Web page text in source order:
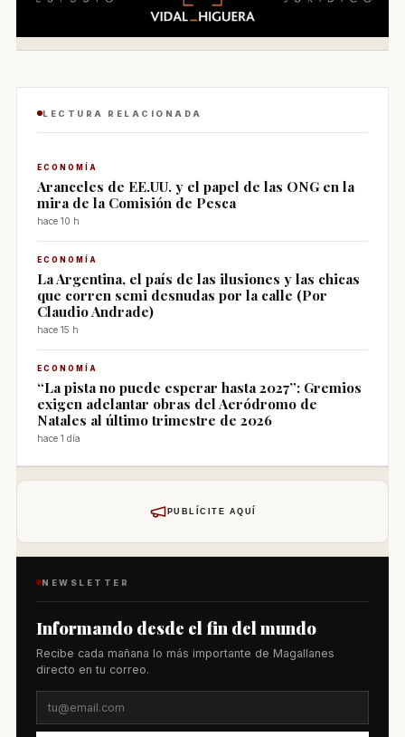
LECTURA RELACIONADA
ECONOMÍA
Aranceles de EE.UU. y el papel de las ONG en la
mira de la Comisión de Pesca
hace 10 h
ECONOMÍA
La Argentina, el país de las ilusiones y las chicas
que corren semi desnudas por la calle (Por
Claudio Andrade)
hace 15 h
ECONOMÍA
“La pista no puede esperar hasta 2027”: Gremios
exigen adelantar obras del Aeródromo de
Natales al último trimestre de 2026
hace 1 día
PUBLÍCITE AQUÍ
NEWSLETTER
Informando desde el fin del mundo
Recibe cada mañana lo más importante de Magallanes
directo en tu correo.